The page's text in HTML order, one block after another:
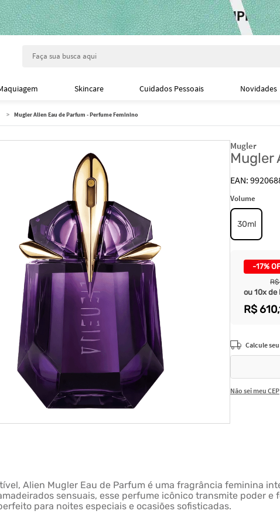
Skincare Cuidados Pessoais Novidades
Mugler Alien Eau de Parfum - Perfume Feminino
Mugler
Mugler
Volume
30ml
-17%
R$
ou 10x de
R$610,
Não sei meu CEP
Alien Mugler Eau de Parfum é uma fragrância feminina
sensuais, esse perfume icônico transmite poder
para noites especiais e ocasiões sofisticadas.